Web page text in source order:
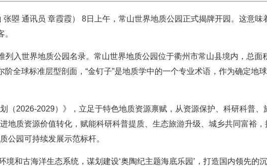
曌 通讯员 章霞霞） 8日上午，常山世界地质公园正式揭牌开园。这意味
入世界地质公园名录。常山世界地质公园位于衢州市常山县境内，总面
全球标准层型剖面，“金钉子”是地质学中的一个专业术语，作为确定地
（2026-2029）》，立足于特色地质资源禀赋，从资源保护、科研科普、
地质资源价值转化，赋能科研科普提质、生态旅游升级、城乡共同富裕，
公园可持续发展示范标杆。
境和古海洋生态系统，谋划建设‘奥陶纪主题海底乐园’，打造国内领先的